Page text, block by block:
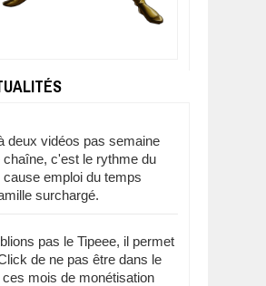
deux vidéos pas semaine
chaîne, c'est le rythme du
cause emploi du temps
surchargé.
pas le Tipeee, il permet
de ne pas être dans le
ces mois de monétisation